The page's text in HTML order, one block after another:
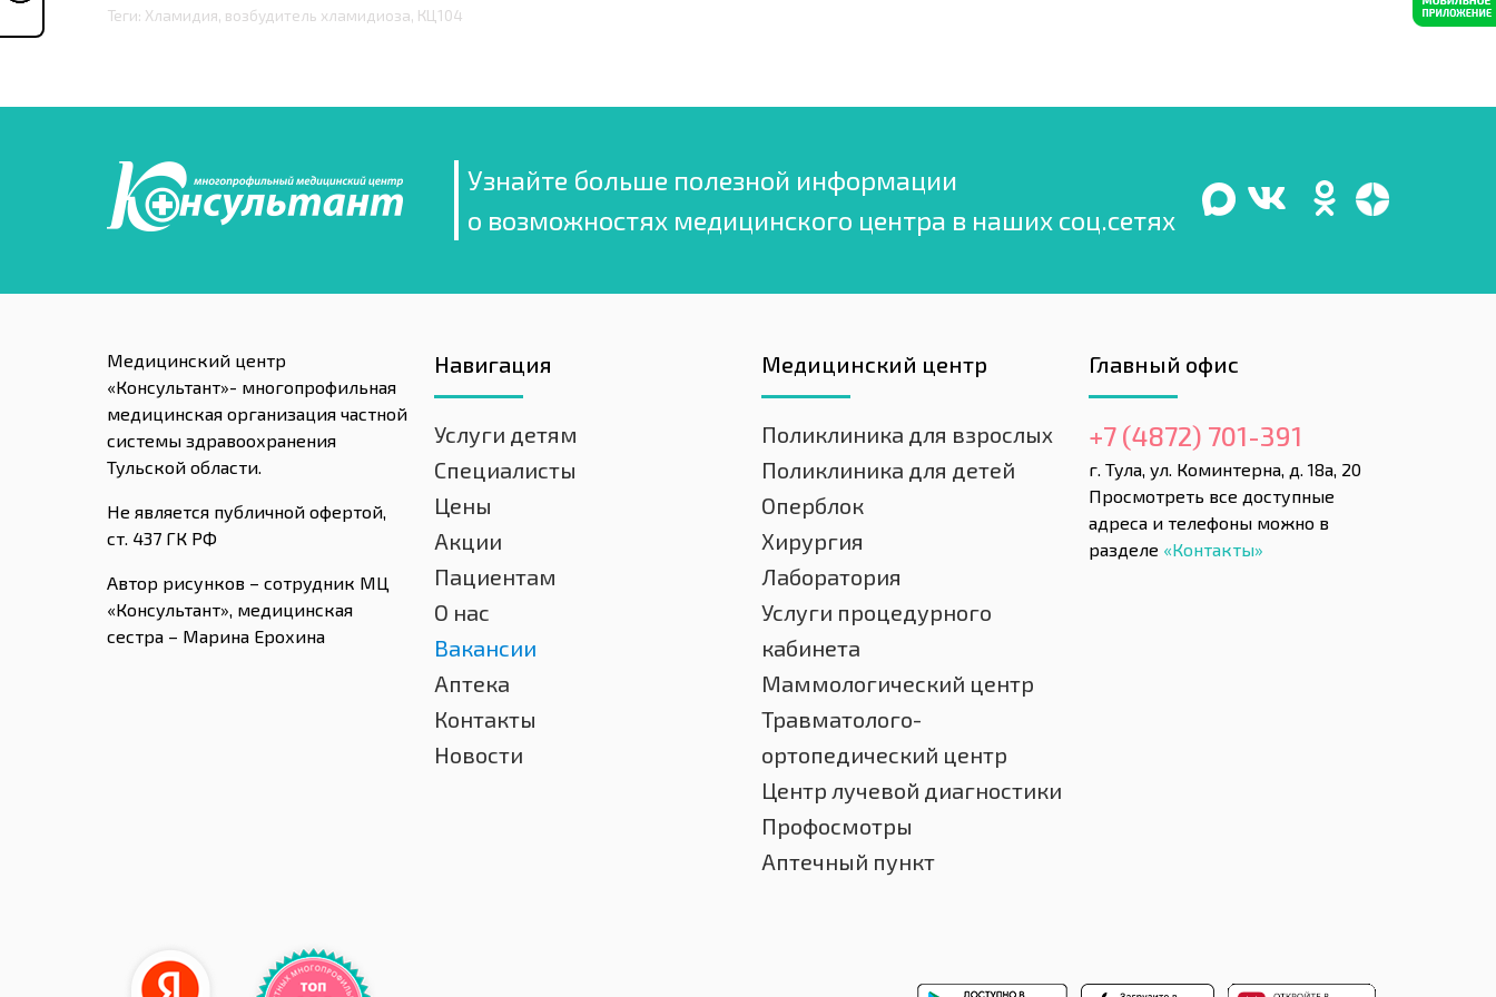
Теги: Хламидия, возбудитель хламидиоза, КЦ104
Узнайте больше полезной информации
о возможностях медицинского центра в наших соц.сетях
Медицинский центр
«Консультант»- многопрофильная
медицинская организация частной
системы здравоохранения
Тульской области.
Не является публичной офертой,
ст. 437 ГК РФ
Автор рисунков – сотрудник МЦ
«Консультант», медицинская
сестра – Марина Ерохина
Навигация
Услуги детям
Специалисты
Цены
Акции
Пациентам
О нас
Вакансии
Аптека
Контакты
Новости
Медицинский центр
Поликлиника для взрослых
Поликлиника для детей
Оперблок
Хирургия
Лаборатория
Услуги процедурного
кабинета
Маммологический центр
Травматолого-
ортопедический центр
Центр лучевой диагностики
Профосмотры
Аптечный пункт
Главный офис
+7 (4872) 701-391
г. Тула, ул. Коминтерна, д. 18а, 20
Просмотреть все доступные
адреса и телефоны можно в
разделе «Контакты»